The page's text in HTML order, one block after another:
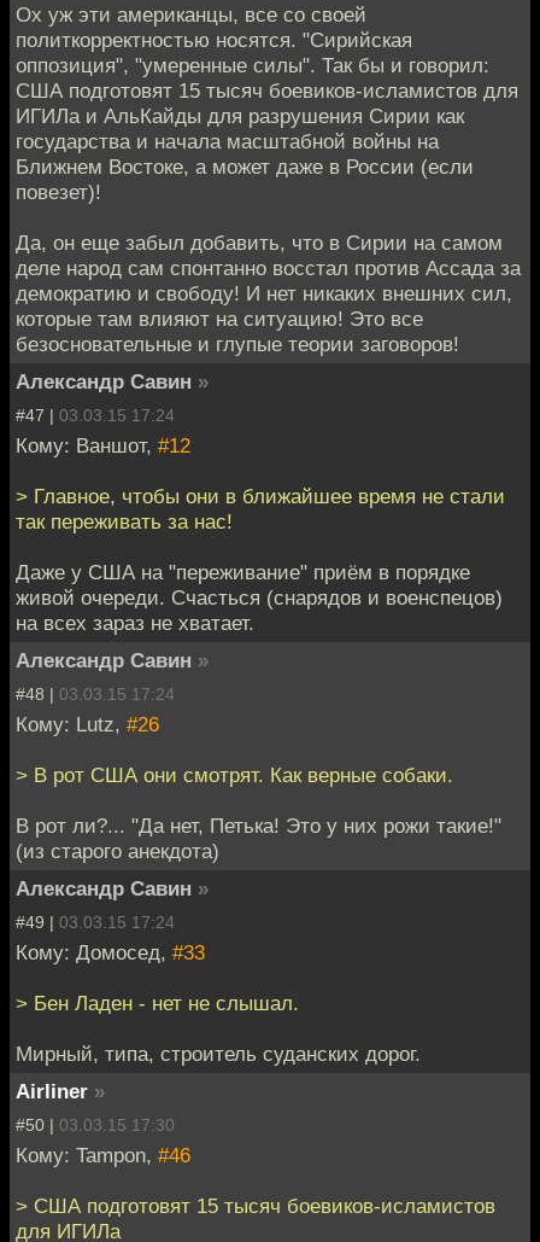
Ох уж эти американцы, все со своей
политкорректностью носятся. "Сирийская
оппозиция", "умеренные силы". Так бы и говорил:
США подготовят 15 тысяч боевиков-исламистов для
ИГИЛа и АльКайды для разрушения Сирии как
государства и начала масштабной войны на
Ближнем Востоке, а может даже в России (если
повезет)!
Да, он еще забыл добавить, что в Сирии на самом
деле народ сам спонтанно восстал против Ассада за
демократию и свободу! И нет никаких внешних сил,
которые там влияют на ситуацию! Это все
безосновательные и глупые теории заговоров!
Александр Савин »
#47 | 03.03.15 17:24
Кому: Ваншот, #12
> Главное, чтобы они в ближайшее время не стали
так переживать за нас!
Даже у США на "переживание" приём в порядке
живой очереди. Счасться (снарядов и военспецов)
на всех зараз не хватает.
Александр Савин »
#48 | 03.03.15 17:24
Кому: Lutz, #26
> В рот США они смотрят. Как верные собаки.
В рот ли?... "Да нет, Петька! Это у них рожи такие!"
(из старого анекдота)
Александр Савин »
#49 | 03.03.15 17:24
Кому: Домосед, #33
> Бен Ладен - нет не слышал.
Мирный, типа, строитель суданских дорог.
Airliner »
#50 | 03.03.15 17:30
Кому: Tampon, #46
> США подготовят 15 тысяч боевиков-исламистов
для ИГИЛа